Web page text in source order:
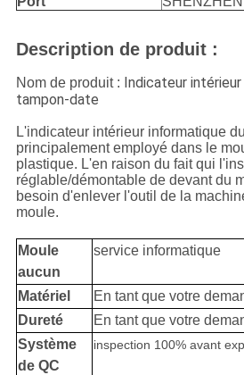
Description de produit :
Nom de produit : Indicateur intérieur
tampon-date
L'indicateur intérieur informatique
principalement employé dans le
plastique. L'en raison du fait qui
réglable/démontable de devant du
besoin d'enlever l'outil de la
moule.
Moule
aucun
service informatique
Matériel
En tant que votre
Dureté
En tant que votre
Système
de QC
inspection 100% avant